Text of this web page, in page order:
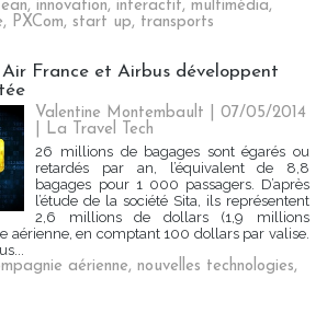
, innovation, interactif, multimédia,
, PXCom, start up, transports
Air France et Airbus développent
Valentine Montembault | 07/05/2014
La Travel Tech
26 millions de bagages sont égarés ou
retardés par an, l’équivalent de 8,8
bagages pour 1 000 passagers. D’après
l’étude de la société Sita, ils représentent
2,6 millions de dollars (1,9 millions
aérienne, en comptant 100 dollars par valise.
aérienne, nouvelles technologies,